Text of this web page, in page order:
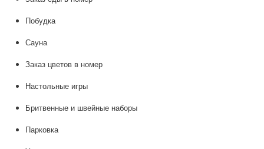
Побудка
Сауна
Заказ цветов в номер
Настольные игры
Бритвенные и швейные наборы
Парковка